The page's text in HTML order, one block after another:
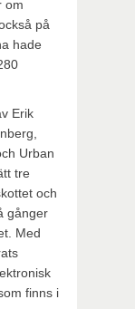
om
på
hade
Erik
Urban
tre
och
gånger
Med
finns i